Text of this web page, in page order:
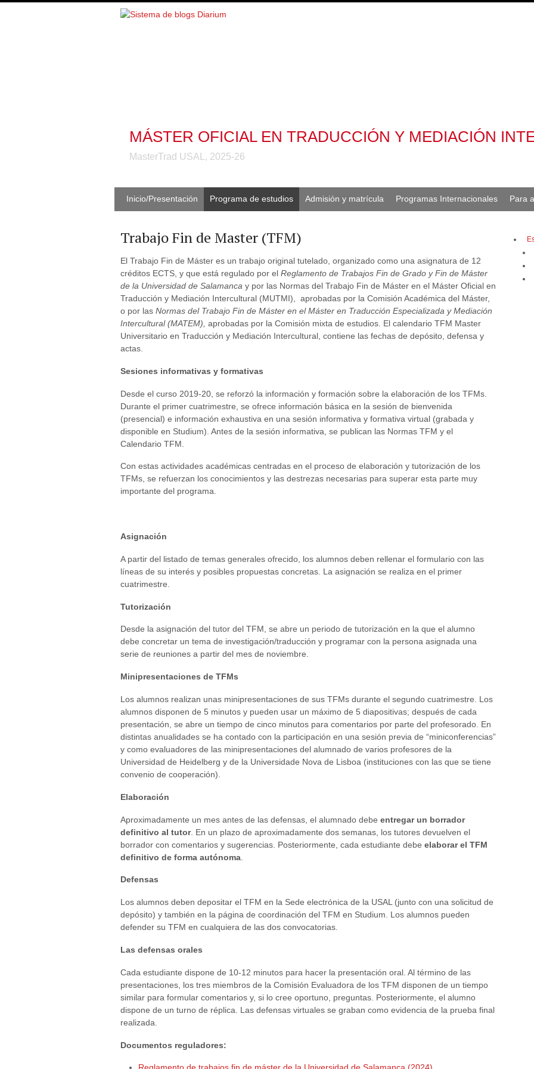
MÁSTER OFICIAL EN TRADUCCIÓN Y MEDIACIÓN
MasterTrad USAL, 2025-26
Inicio/Presentación Programa de estudios Admisión y matrícula Programas Internacionales Para
Trabajo Fin de Master (TFM)
El Trabajo Fin de Máster es un trabajo original tutelado, organizado como una asignatura de 12
créditos ECTS, y que está regulado por el Reglamento de Trabajos Fin de Grado y Fin de Máster
de la Universidad de Salamanca y por las Normas del Trabajo Fin de Máster en el Máster Oficial en
Traducción y Mediación Intercultural (MUTMI), aprobadas por la Comisión Académica del Máster,
o por las Normas del Trabajo Fin de Máster en el Máster en Traducción Especializada y Mediación
Intercultural (MATEM), aprobadas por la Comisión mixta de estudios. El calendario TFM Master
Universitario en Traducción y Mediación Intercultural, contiene las fechas de depósito, defensa y
actas.
Sesiones informativas y formativas
Desde el curso 2019-20, se reforzó la información y formación sobre la elaboración de los TFMs.
Durante el primer cuatrimestre, se ofrece información básica en la sesión de bienvenida
(presencial) e información exhaustiva en una sesión informativa y formativa virtual (grabada y
disponible en Studium). Antes de la sesión informativa, se publican las Normas TFM y el
Calendario TFM.
Con estas actividades académicas centradas en el proceso de elaboración y tutorización de los
TFMs, se refuerzan los conocimientos y las destrezas necesarias para superar esta parte muy
importante del programa.
Asignación
A partir del listado de temas generales ofrecido, los alumnos deben rellenar el formulario con las
líneas de su interés y posibles propuestas concretas. La asignación se realiza en el primer
cuatrimestre.
Tutorización
Desde la asignación del tutor del TFM, se abre un periodo de tutorización en la que el alumno
debe concretar un tema de investigación/traducción y programar con la persona asignada una
serie de reuniones a partir del mes de noviembre.
Minipresentaciones de TFMs
Los alumnos realizan unas minipresentaciones de sus TFMs durante el segundo cuatrimestre. Los
alumnos disponen de 5 minutos y pueden usar un máximo de 5 diapositivas; después de cada
presentación, se abre un tiempo de cinco minutos para comentarios por parte del profesorado. En
distintas anualidades se ha contado con la participación en una sesión previa de “miniconferencias”
y como evaluadores de las minipresentaciones del alumnado de varios profesores de la
Universidad de Heidelberg y de la Universidade Nova de Lisboa (instituciones con las que se tiene
convenio de cooperación).
Elaboración
Aproximadamente un mes antes de las defensas, el alumnado debe entregar un borrador
definitivo al tutor. En un plazo de aproximadamente dos semanas, los tutores devuelven el
borrador con comentarios y sugerencias. Posteriormente, cada estudiante debe elaborar el TFM
definitivo de forma autónoma
Defensas
Los alumnos deben depositar el TFM en la Sede electrónica de la USAL (junto con una solicitud de
depósito) y también en la página de coordinación del TFM en Studium. Los alumnos pueden
defender su TFM en cualquiera de las dos convocatorias.
Las defensas orales
Cada estudiante dispone de 10-12 minutos para hacer la presentación oral. Al término de las
presentaciones, los tres miembros de la Comisión Evaluadora de los TFM disponen de un tiempo
similar para formular comentarios y, si lo cree oportuno, preguntas. Posteriormente, el alumno
dispone de un turno de réplica. Las defensas virtuales se graban como evidencia de la prueba final
realizada.
Documentos reguladores: